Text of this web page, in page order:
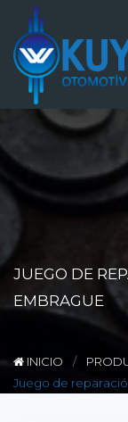
JUEGO DE
EMBRAGUE
INICIO
Juego de